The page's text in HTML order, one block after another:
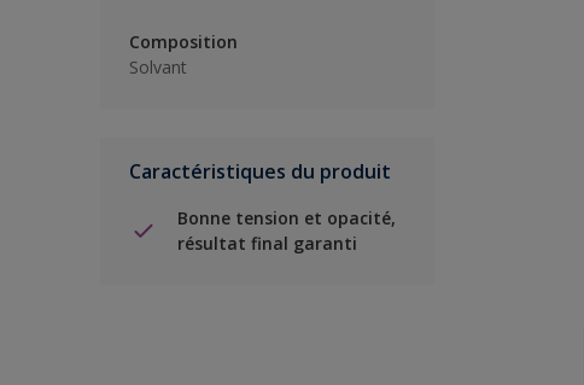
Composition
Solvant
Caractéristiques du produit
Bonne tension et opacité,
résultat final garanti